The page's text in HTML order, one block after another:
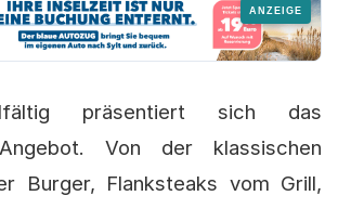
präsentiert sich das
Von der klassischen
Burger, Flanksteaks vom Grill,